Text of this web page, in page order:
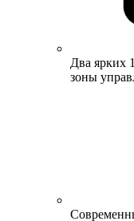
Два ярких
зоны